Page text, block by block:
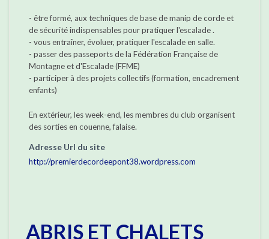
- être formé, aux techniques de base de manip de corde et
de sécurité indispensables pour pratiquer l'escalade .
- vous entraîner, évoluer, pratiquer l'escalade en salle.
- passer des passeports de la Fédération Française de
Montagne et d'Escalade (FFME)
- participer à des projets collectifs (formation, encadrement
enfants)
En extérieur, les week-end, les membres du club organisent
des sorties en couenne, falaise.
Adresse Url du site
http://premierdecordeepont38.wordpress.com
ABRIS ET CHALETS